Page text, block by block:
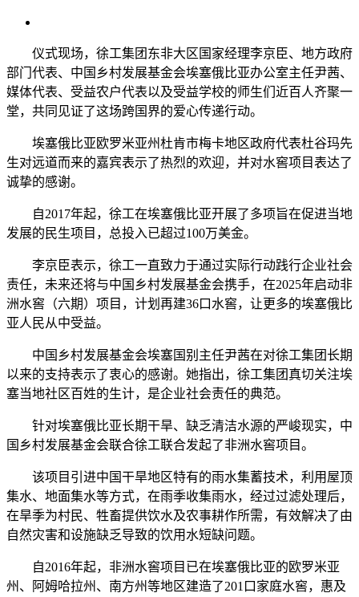
仪式现场，徐工集团东非大区国家经理李京臣、地方政府
部门代表、中国乡村发展基金会埃塞俄比亚办公室主任尹茜、
媒体代表、受益农户代表以及受益学校的师生们近百人齐聚一
堂，共同见证了这场跨国界的爱心传递行动。
埃塞俄比亚欧罗米亚州杜肯市梅卡地区政府代表杜谷玛先
生对远道而来的嘉宾表示了热烈的欢迎，并对水窖项目表达了
诚挚的感谢。
自2017年起，徐工在埃塞俄比亚开展了多项旨在促进当地
发展的民生项目，总投入已超过100万美金。
李京臣表示，徐工一直致力于通过实际行动践行企业社会
责任，未来还将与中国乡村发展基金会携手，在2025年启动非
洲水窖（六期）项目，计划再建36口水窖，让更多的埃塞俄比
亚人民从中受益。
中国乡村发展基金会埃塞国别主任尹茜在对徐工集团长期
以来的支持表示了衷心的感谢。她指出，徐工集团真切关注埃
塞当地社区百姓的生计，是企业社会责任的典范。
针对埃塞俄比亚长期干旱、缺乏清洁水源的严峻现实，中
国乡村发展基金会联合徐工联合发起了非洲水窖项目。
该项目引进中国干旱地区特有的雨水集蓄技术，利用屋顶
集水、地面集水等方式，在雨季收集雨水，经过过滤处理后，
在旱季为村民、牲畜提供饮水及农事耕作所需，有效解决了由
自然灾害和设施缺乏导致的饮用水短缺问题。
自2016年起，非洲水窖项目已在埃塞俄比亚的欧罗米亚
州、阿姆哈拉州、南方州等地区建造了201口家庭水窖，惠及